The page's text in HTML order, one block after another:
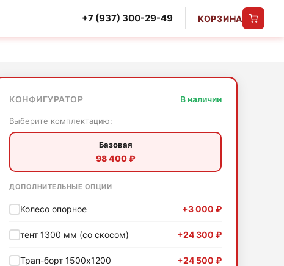
+7 (937) 300-29-49 КОРЗИНА
КОНФИГУРАТОР В наличии
Выберите комплектацию:
Базовая
98 400 ₽
ДОПОЛНИТЕЛЬНЫЕ ОПЦИИ
Колесо опорное +3 000 ₽
тент 1300 мм (со скосом) +24 300 ₽
Трап-борт 1500х1200 +24 500 ₽